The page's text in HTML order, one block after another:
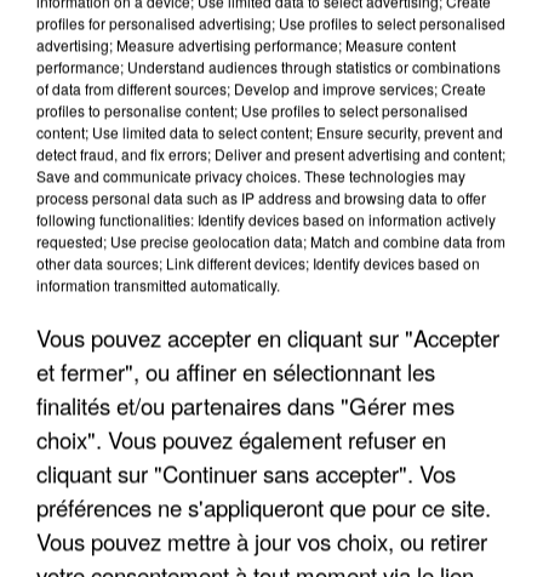
UN SECOND CADRE DE LA DZ MAFIA
INTERPELLÉ EN ALGÉRIE
profiles for personalised advertising; Use profiles to select personalised
advertising; Measure advertising performance; Measure content
performance; Understand audiences through statistics or combinations
of data from different sources; Develop and improve services; Create
profiles to personalise content; Use profiles to select personalised
content; Use limited data to select content; Ensure security, prevent and
detect fraud, and fix errors; Deliver and present advertising and content;
Save and communicate privacy choices. These technologies may
process personal data such as IP address and browsing data to offer
following functionalities: Identify devices based on information actively
requested; Use precise geolocation data; Match and combine data from
other data sources; Link different devices; Identify devices based on
information transmitted automatically.
Vous pouvez accepter en cliquant sur "Accepter
et fermer", ou affiner en sélectionnant les
finalités et/ou partenaires dans "Gérer mes
choix". Vous pouvez également refuser en
cliquant sur "Continuer sans accepter". Vos
préférences ne s'appliqueront que pour ce site.
Vous pouvez mettre à jour vos choix, ou retirer